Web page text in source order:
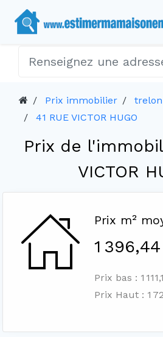
Prix immobilier
trelon
41 RUE VICTOR HUGO
Prix de
VICTOR
Prix m²
1
Prix bas : 1
Prix Haut : 1